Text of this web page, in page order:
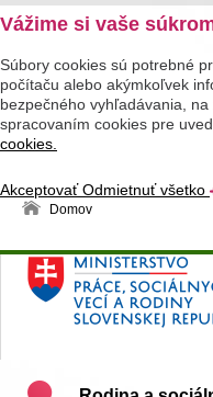
Vážime si vaše
Súbory cookies sú potrebné
počítaču alebo akýmkoľvek
bezpečného vyhľadávania,
spracovaním cookies pre
cookies.
AkceptovaťOdmietnuť všetko
Domov
Ministerstvo práce,
Slovenskej republiky